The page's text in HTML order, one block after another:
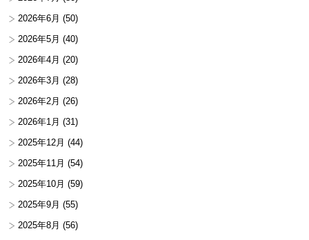
2026年6月 (50)
2026年5月 (40)
2026年4月 (20)
2026年3月 (28)
2026年2月 (26)
2026年1月 (31)
2025年12月 (44)
2025年11月 (54)
2025年10月 (59)
2025年9月 (55)
2025年8月 (56)